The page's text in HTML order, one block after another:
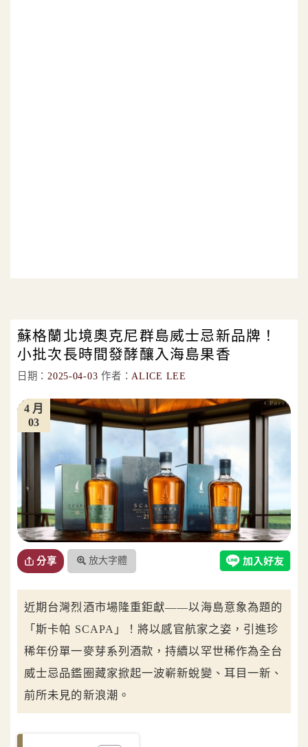
蘇格蘭北境奧克尼群島威士忌新品牌！
小批次長時間發酵釀入海島果香
日期： 2025-04-03 作者： ALICE LEE
03
4 月
分享 放大字體
近期台灣烈酒市場隆重鉅獻——以海島意象為題的
「斯卡帕 SCAPA」！將以感官航家之姿，引進珍
稀年份單一麥芽系列酒款，持續以罕世稀作為全台
威士忌品鑑圈藏家掀起一波嶄新蛻變、耳目一新、
前所未見的新浪潮。